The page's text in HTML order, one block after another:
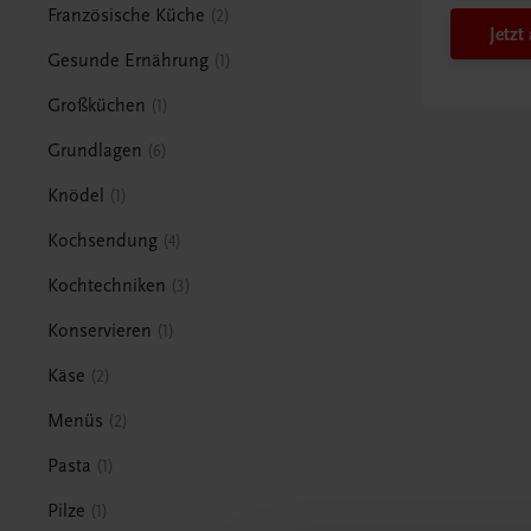
Französische Küche 2
Gesunde Ernährung 1
Großküchen 1
Grundlagen 6
Knödel 1
Kochsendung 4
Kochtechniken 3
Konservieren 1
Käse 2
Menüs 2
Pasta 1
Pilze 1
Jetzt